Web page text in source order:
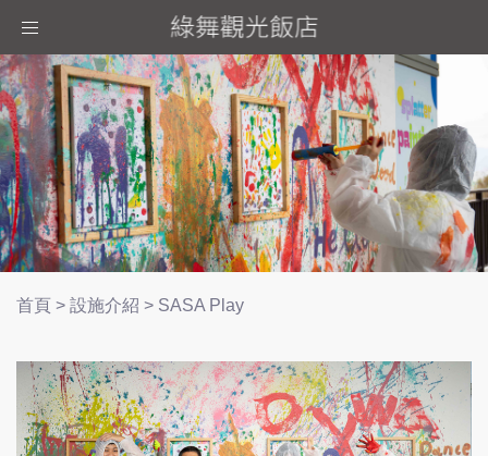
Toggle
首頁 > 設施介紹 > SASA Play